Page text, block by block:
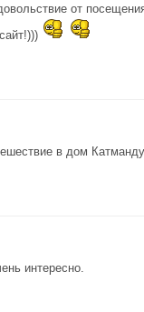
от
в дом
интересно.